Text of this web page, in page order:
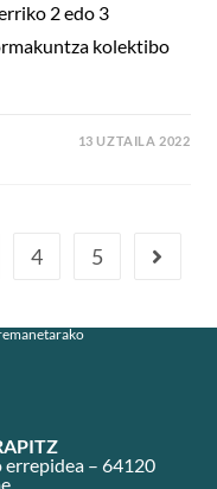
2 edo 3
kolektibo
13 UZTAILA 2022
4 5
errepidea – 64120